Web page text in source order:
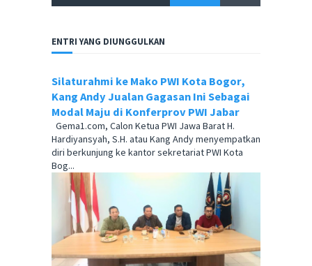
ENTRI YANG DIUNGGULKAN
Silaturahmi ke Mako PWI Kota Bogor,
Kang Andy Jualan Gagasan Ini Sebagai
Modal Maju di Konferprov PWI Jabar
Gema1.com, Calon Ketua PWI Jawa Barat H.
Hardiyansyah, S.H. atau Kang Andy menyempatkan
diri berkunjung ke kantor sekretariat PWI Kota
Bog...